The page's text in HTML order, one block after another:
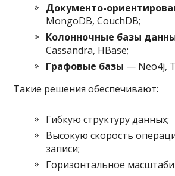
Документо-
MongoDB, CouchDB;
Колонночные базы
Cassandra, HBase;
Графовые базы — Neo4j,
Такие решения обеспечивают:
Гибкую структуру данных;
Высокую скорость
записи;
Горизонтальное